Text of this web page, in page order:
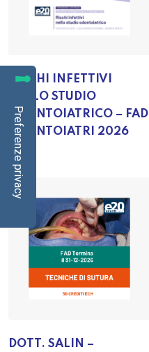
RISCHI INFETTIVI
NELLO STUDIO
ODONTOIATRICO – FAD
ODONTOIATRI 2026
DOTT. SALIN –